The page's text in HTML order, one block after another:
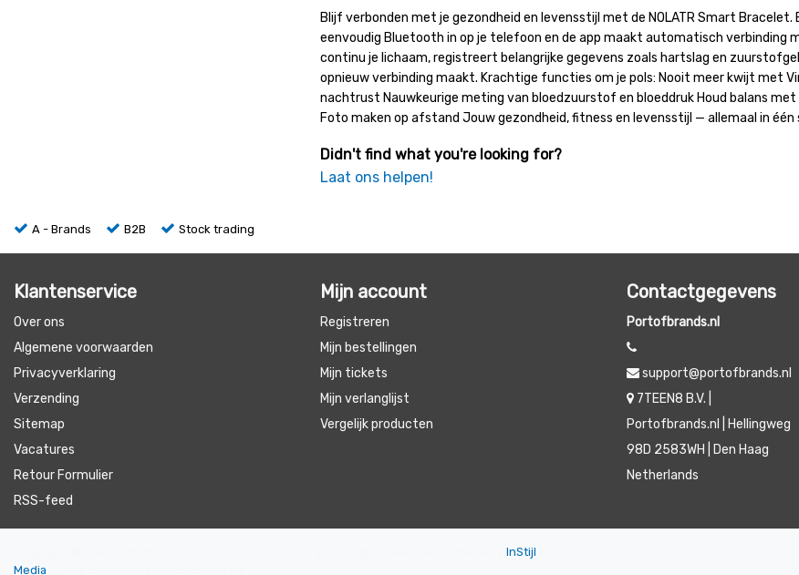
Blijf verbonden met je gezondheid en levensstijl met de NOLATR Smart
eenvoudig Bluetooth in op je telefoon en de app maakt automatisch
continu je lichaam, registreert belangrijke gegevens zoals hartslag en
opnieuw verbinding maakt. Krachtige functies om je pols: Nooit meer kwijt met
nachtrust Nauwkeurige meting van bloedzuurstof en bloeddruk Houd balans
Foto maken op afstand Jouw gezondheid, fitness en levensstijl — allemaal in
Didn't find what you're looking for?
Laat ons helpen!
A - Brands B2B Stock trading
Klantenservice
Over ons
Algemene voorwaarden
Privacyverklaring
Verzending
Sitemap
Vacatures
Retour Formulier
RSS-feed
Mijn account
Registreren
Mijn bestellingen
Mijn tickets
Mijn verlanglijst
Vergelijk producten
Contactgegevens
Portofbrands.nl
support@portofbrands.nl
7TEEN8 B.V. |
Portofbrands.nl | Hellingweg
98D 2583WH | Den Haag
Netherlands
InStijl
Media